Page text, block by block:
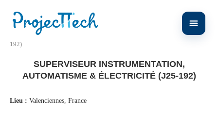
Superviseur Instrumentation, Automatisme & Électricité (J25-
192)
SUPERVISEUR INSTRUMENTATION,
AUTOMATISME & ÉLECTRICITÉ (J25-192)
Lieu : Valenciennes, France